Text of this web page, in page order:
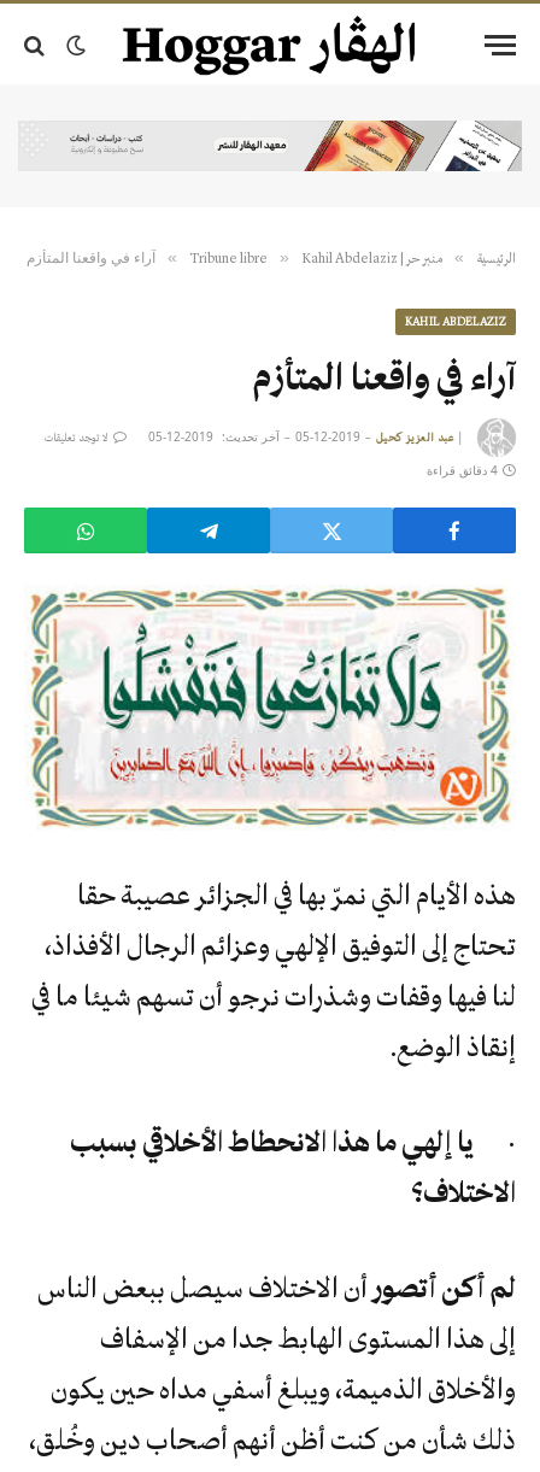
الرئيسية » منبر حر | Tribune libre » Kahil Abdelaziz
» آراء في واقعنا المتأزم
KAHIL ABDELAZIZ
آراء في واقعنا المتأزم
| عبد العزيز كحيل 2019-12-05 آخر تحديث: 2019-12-05 لا توجد تعليقات
4 دقائق قراءة
هذه الأيام التي نمرّ بها في الجزائر عصيبة حقا
تحتاج إلى التوفيق الإلهي وعزائم الرجال الأفذاذ،
لنا فيها وقفات وشذرات نرجو أن تسهم شيئا ما في
إنقاذ الوضع.
· يا إلهي ما هذا الانحطاط الأخلاقي بسبب
الاختلاف؟
لم أكن أتصور أن الاختلاف سيصل ببعض الناس
إلى هذا المستوى الهابط جدا من الإسفاف
والأخلاق الذميمة، ويبلغ أسفي مداه حين يكون
ذلك شأن من كنت أظن أنهم أصحاب دين وخُلق،